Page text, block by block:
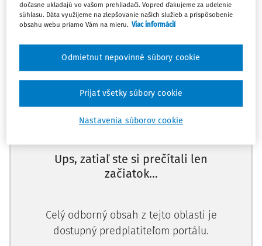
účastníkom vystupujúcim na jeho strane, účastník však
zostal pasívny a túto možnosť nevyužil, je opodstatnený
účastníka stavia negatívne a nemá záujem, aby v
odvolacom konaní bola preskúmaná správnosť
prvostupňového rozhodnutia.
NAJVYŠŠIEHO SÚDU SR, SP. ZN.
Skutkový stav:
Okresný súd rozsudkom uložil žalovanému povinnosť
Združenie na ochranu občana spotrebiteľa H. (ďalej len
"združenie") podalo proti uvedenému rozsudku odvolanie,
Máte predplatné?
Ups, zatiaľ ste si prečítali len
začiatok...
Celý odborný obsah z tejto oblasti je
dostupný predplatiteľom portálu.
dočasne ukladajú vo vašom prehliadači. Vopred ďakujeme za udelenie
súhlasu. Dáta využijeme na zlepšovanie našich služieb a prispôsobenie
obsahu webu priamo Vám na mieru. Viac informácií
Nastavenia súborov cookie
Odmietnut nepovinné súbory cookie
Prijať všetky súbory cookie